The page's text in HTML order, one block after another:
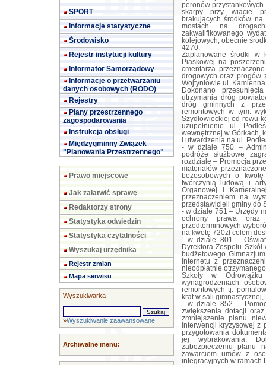
SPORT
Informacje statystyczne
Środowisko
Rejestr instytucji kultury
Informator Samorządowy
Informacje o przetwarzaniu
danych osobowych (RODO)
Rejestry
Plany przestrzennego
zagospodarowania
Instrukcja obsługi
Międzygminny Związek
"Planowania Przestrzennego"
Prawo miejscowe
Jak załatwić sprawę
Redaktorzy strony
Statystyka odwiedzin
Statystyka czytalności
Wyszukaj urzędnika
Rejestr zmian
Mapa serwisu
Wyszukiwarka
»Wyszukiwanie zaawansowane
Archiwalne menu:
peronów przystankowych
skarpy przy wiacie
brakujących środków
mostach na
zakwalifikowanego
kolejowych, obecnie
4270.
Zaplanowane środki w
Piaskowej na
cmentarza
drogowych oraz progów
Wojtyniowie ul.
Dokonano
utrzymania dróg
dróg gminnych z
remontowych w tym:
Szydłowieckiej od rowu
uzupełnienie ul.
wewnętrznej w Górkach,
i utwardzenia na ul.
- w dziale 750 –
podróże służbowe
rozdziale – Promocja
materiałów
bezosobowych o
twórczynią ludową i
Organowej i
przeznaczeniem na
przedstawicieli gminy do
- w dziale 751 – Urzędy
ochrony prawa oraz
przedterminowych
na kwotę 720zł celem
- w dziale 801 –
Dyrektora Zespołu
budżetowego
Internetu z
nieodpłatnie
Szkoły w
wynagrodzeniach
remontowych tj.
krat w sali gimnastycznej,
- w dziale 852 –
zwiększenia dotacji
zmniejszenie planu
interwencji kryzysowej z
przygotowania
jej wybrakowania.
zabezpieczeniu planu
zawarciem umów z
integracyjnych w ramach